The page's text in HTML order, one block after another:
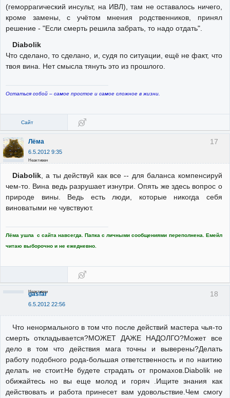
(геморрагический инсульт, на ИВЛ), там не оставалось ничего,
кроме замены, с учётом мнения родственников, принял
решение - "Если смерть решила забрать, то надо отдать".
Diabolik
Что сделано, то сделано, и, судя по ситуации, ещё не факт, что
твоя вина. Нет смысла тянуть это из прошлого.
Остаться собой – самое простое и самое сложное в жизни.
Сайт
17
Лёма
6.5.2012 9:35
Неактивен
Diabolik, а ты действуй как все -- для баланса компенсируй
чем-то. Вина ведь разрушает изнутри. Опять же здесь вопрос о
природе вины. Ведь есть люди, которые никогда себя
виноватыми не чувствуют.
Лёма ушла с сайта навсегда. Папка с личными сообщениями переполнена. Емейл
читаю выборочно и не ежедневно.
18
gasfar
6.5.2012 22:56
Неактивен
Что ненормального в том что после действий мастера чья-то
смерть откладывается?МОЖЕТ ДАЖЕ НАДОЛГО?Может все
дело в том что действия мага точны и выверены?Делать
работу подобного рода-большая ответственность и по наитию
делать не стоит.Не будете страдать от промахов.Diabolik не
обижайтесь но вы еще молод и горяч .Ищите знания как
действовать и работа принесет вам удовольствие.Чем смогу